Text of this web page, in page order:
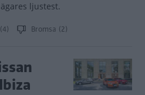
ljustest.
Bromsa (2)